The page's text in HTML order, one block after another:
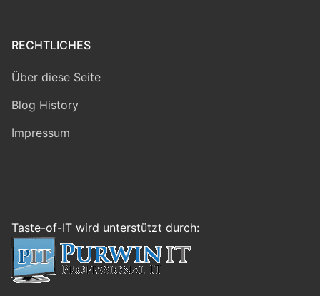
RECHTLICHES
Über diese Seite
Blog History
Impressum
Taste-of-IT wird unterstützt durch: